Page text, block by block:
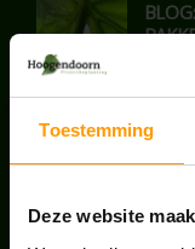
Toestemming
Deze website
juli